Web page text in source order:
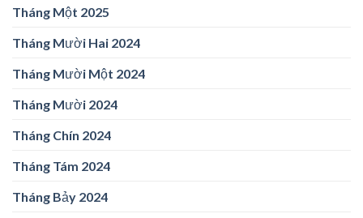
Tháng Một 2025
Tháng Mười Hai 2024
Tháng Mười Một 2024
Tháng Mười 2024
Tháng Chín 2024
Tháng Tám 2024
Tháng Bảy 2024